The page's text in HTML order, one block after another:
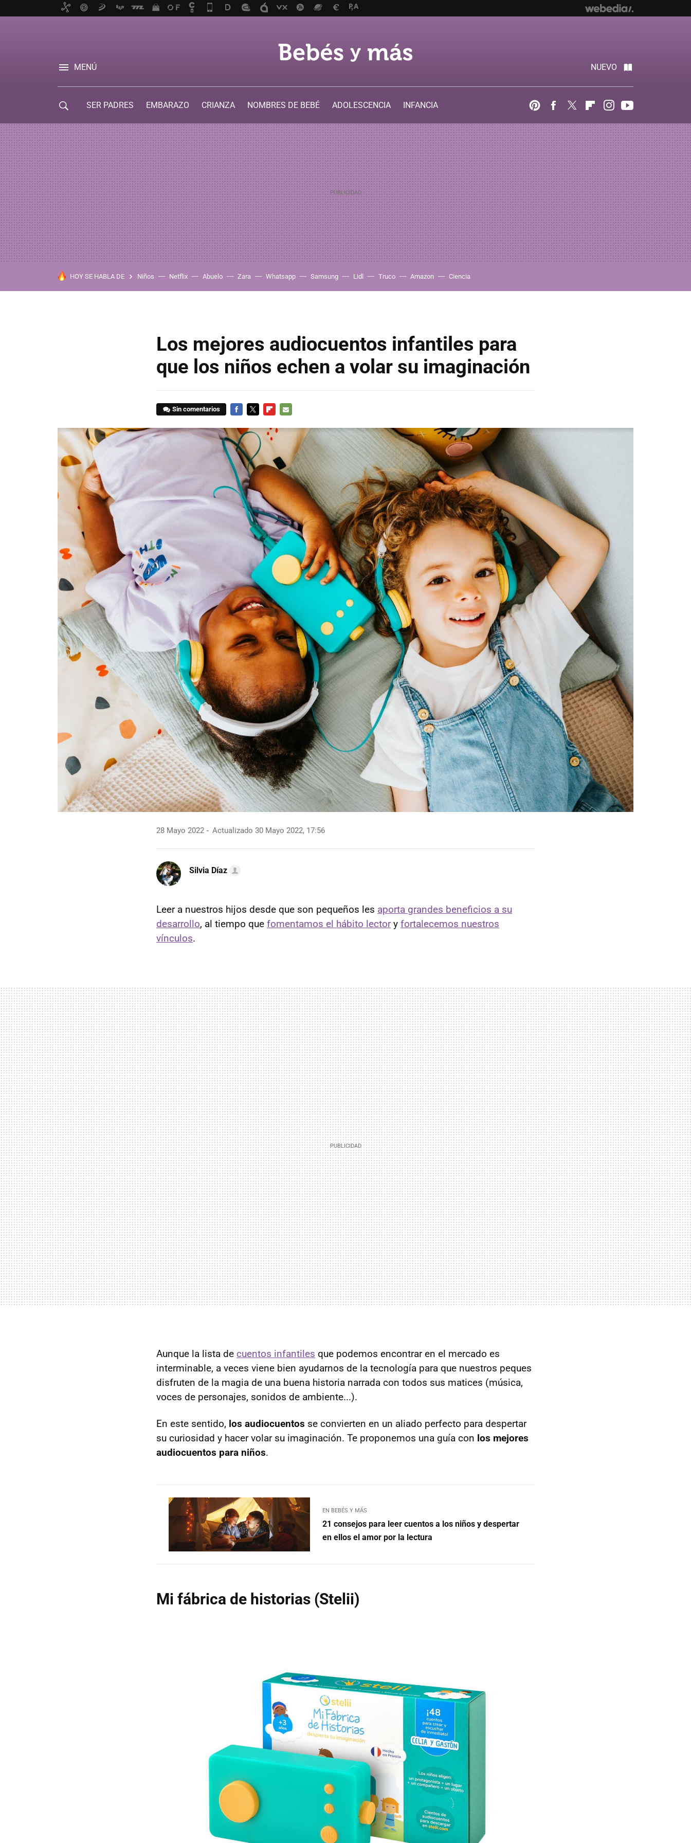
MENÚ NUEVO
SER PADRES EMBARAZO CRIANZA NOMBRES DE BEBÉ ADOLESCENCIA
INFANCIA
PinterestFacebook
Twitter FlipboardInstagram
HOY SE HABLA DE Niños Netflix Abuelo Zara Whatsapp Samsung Lidl Truco Amazon Ciencia
Los mejores audiocuentos infantiles para
que los niños echen a volar su imaginación
Sin comentarios
28 Mayo 2022 Actualizado 30 Mayo 2022, 17:56
Silvia Díaz
Leer a nuestros hijos desde que son pequeños les aporta grandes beneficios a su
desarrollo, al tiempo que fomentamos el hábito lectory fortalecemos nuestros
vínculos.
Aunque la lista de cuentos infantiles que podemos encontrar en el mercado es
interminable, a veces viene bien ayudarnos de la tecnología para que nuestros peques
disfruten de la magia de una buena historia narrada con todos sus matices (música,
voces de personajes, sonidos de ambiente...).
En este sentido, los audiocuentos se convierten en un aliado perfecto para despertar
su curiosidad y hacer volar su imaginación. Te proponemos una guía con los mejores
audiocuentos para niños.
EN BEBÉS Y MÁS
21 consejos para leer cuentos a los niños y despertar
en ellos el amor por la lectura
Mi fábrica de historias (Stelii)